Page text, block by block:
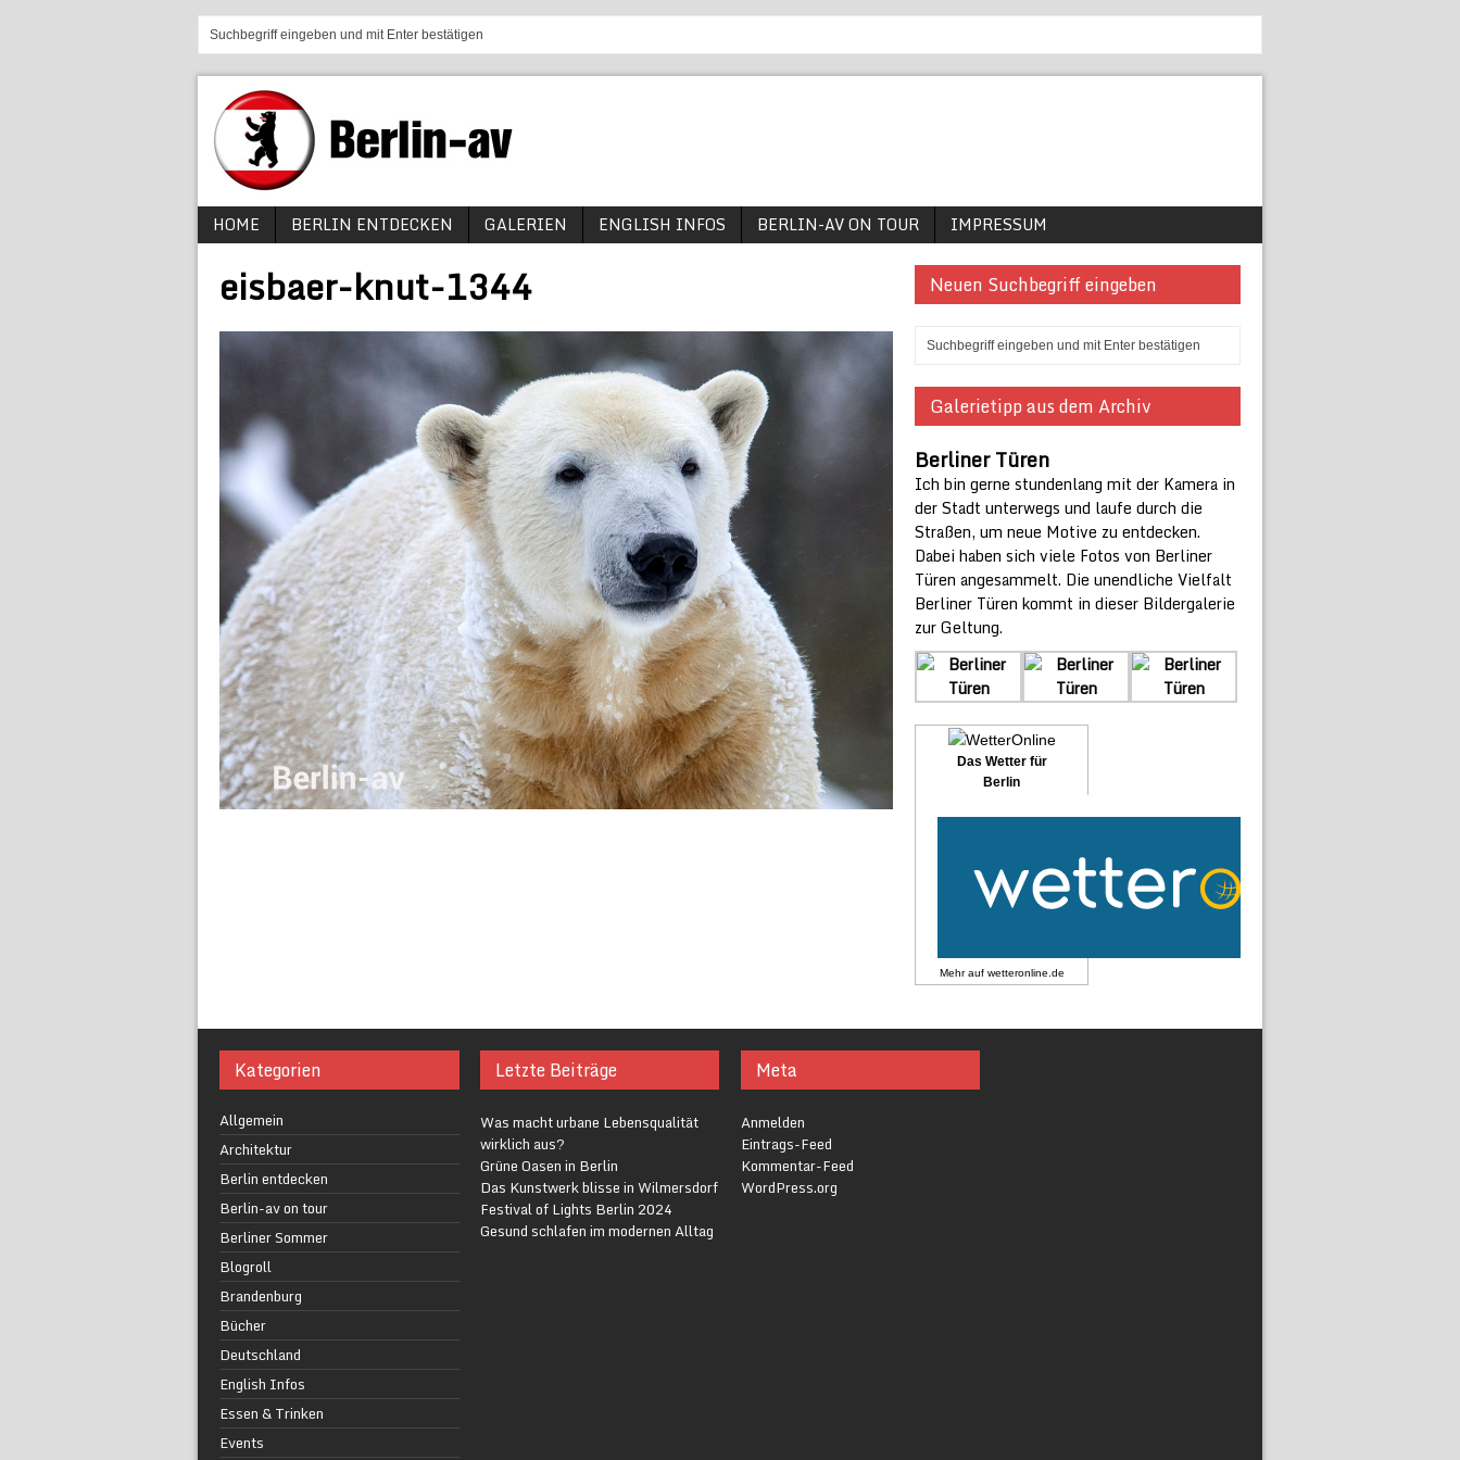
HOME BERLIN ENTDECKEN GALERIEN ENGLISH INFOS BERLIN-AV ON TOUR IMPRESSUM
eisbaer-knut-1344 Neuen Suchbegriff eingeben
Galerietipp aus dem Archiv
Berliner Türen
Ich bin gerne stundenlang mit der Kamera in
der Stadt unterwegs und laufe durch die
Straßen, um neue Motive zu entdecken.
Dabei haben sich viele Fotos von Berliner
Türen angesammelt. Die unendliche Vielfalt
Berliner Türen kommt in dieser Bildergalerie
zur Geltung.
Das Wetter für
Berlin
Mehr auf wetteronline.de
Kategorien
Allgemein
Architektur
Berlin entdecken
Berlin-av on tour
Berliner Sommer
Blogroll
Brandenburg
Bücher
Deutschland
English Infos
Essen & Trinken
Events
Letzte Beiträge
Was macht urbane Lebensqualität
wirklich aus?
Grüne Oasen in Berlin
Das Kunstwerk blisse in Wilmersdorf
Festival of Lights Berlin 2024
Gesund schlafen im modernen Alltag
Meta
Anmelden
Eintrags-Feed
Kommentar-Feed
WordPress.org